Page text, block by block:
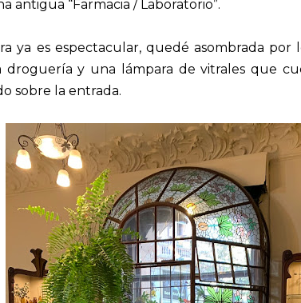
antigua “Farmacia / Laboratorio”.
ya es espectacular, quedé asombrada por
droguería y una lámpara de vitrales que
sobre la entrada.